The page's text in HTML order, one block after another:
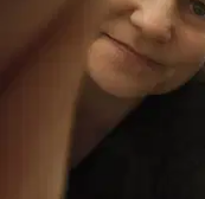
Flop e flopBarboncini